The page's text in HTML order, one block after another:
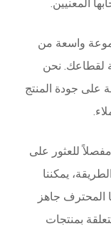
المعنيين.
واسعة من
لقطاعك. نحن
على جودة المنتج
للعثور على
يمكننا
جاهز
بمنتجات